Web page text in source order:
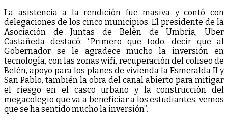
La asistencia a la rendición fue masiva y contó con
delegaciones de los cinco municipios. El presidente de la
Asociación de Juntas de Belén de Umbría, Uber
Castañeda destacó: “Primero que todo, decir que al
Gobernador se le agradece mucho la inversión en
tecnología, con las zonas wifi, recuperación del coliseo de
Belén, apoyo para los planes de vivienda la Esmeralda II y
San Pablo, también la obra del canal abierto para mitigar
el riesgo en el casco urbano y la construcción del
megacolegio que va a beneficiar a los estudiantes, vemos
que se ha sentido mucho la inversión”.